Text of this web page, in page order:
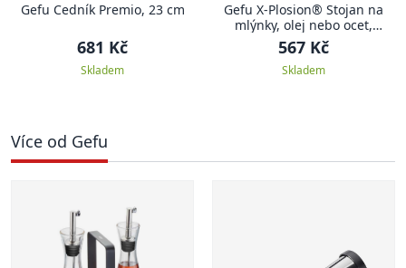
Gefu Cedník Premio, 23 cm
681 Kč
Skladem
Gefu X-Plosion® Stojan na
mlýnky, olej nebo ocet,
velikost M
567 Kč
Skladem
Více od Gefu